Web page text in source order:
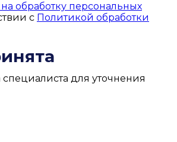
на обработку персональных
с Политикой обработки
для уточнения